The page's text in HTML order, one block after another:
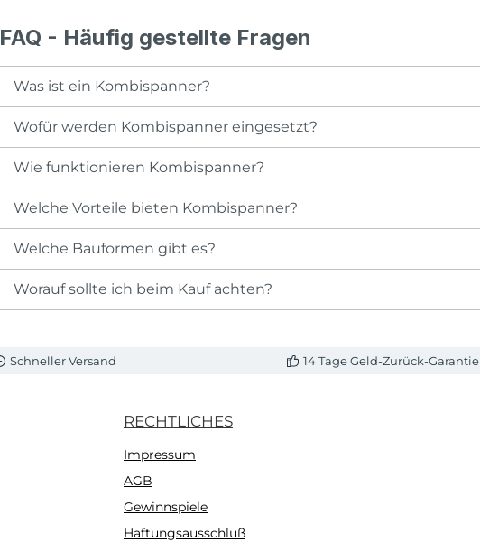
FAQ - Häufig gestellte Fragen
Was ist ein Kombispanner?
Wofür werden Kombispanner eingesetzt?
Wie funktionieren Kombispanner?
Welche Vorteile bieten Kombispanner?
Welche Bauformen gibt es?
Worauf sollte ich beim Kauf achten?
Schneller Versand 14 Tage Geld-Zurück-Garantie
RECHTLICHES
Impressum
AGB
Gewinnspiele
Haftungsausschluß